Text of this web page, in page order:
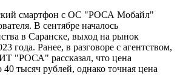
смартфон с ОС "РОСА Мобайл"
В сентябре началось
в Саранске, выход на рынок
года. Ранее, в разговоре с агентством,
"РОСА" рассказал, что цена
40 тысяч рублей, однако точная цена